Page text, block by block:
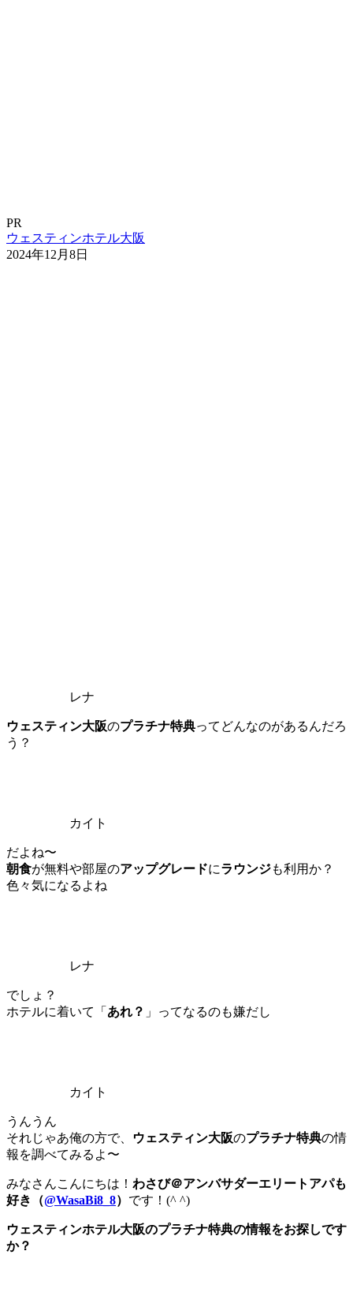
PR
ウェスティンホテル大阪
2024年12月8日
レナ
ウェスティン大阪のプラチナ特典ってどんなのがあるんだろ
う？
カイト
だよね〜
朝食が無料や部屋のアップグレードにラウンジも利用か？
色々気になるよね
レナ
でしょ？
ホテルに着いて「 あれ？ 」ってなるのも嫌だし
カイト
うんうん
それじゃあ俺の方で、
ウェスティン大阪のプラチナ特典の情
報を調べてみるよ〜
みなさんこんにちは！ わさび＠アンバサダーエリートアパも
好き（@WasaBi8_8） です！(^ ^)
ウェスティンホテル大阪のプラチナ特典の情報をお探しです
か？